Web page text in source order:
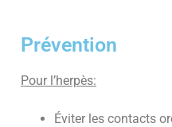
Prévention
Pour l’herpès:
Éviter les contacts